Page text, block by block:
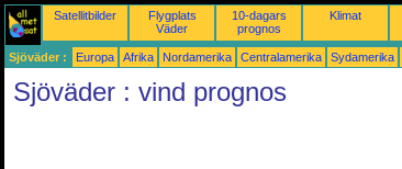
Satellitbilder
Flygplats
Väder
10-dagars
prognos
Klimat
Sjöväder : Europa Afrika Nordamerika Centralamerika Sydamerika
Sjöväder : vind prognos